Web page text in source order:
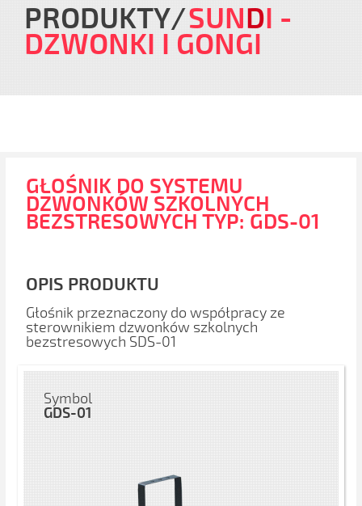
PRODUKTY SUNDI -
DZWONKI I GONGI
GŁOŚNIK DO SYSTEMU
DZWONKÓW SZKOLNYCH
BEZSTRESOWYCH TYP: GDS-01
OPIS PRODUKTU
Głośnik przeznaczony do współpracy ze
sterownikiem dzwonków szkolnych
bezstresowych SDS-01
Symbol
GDS-01